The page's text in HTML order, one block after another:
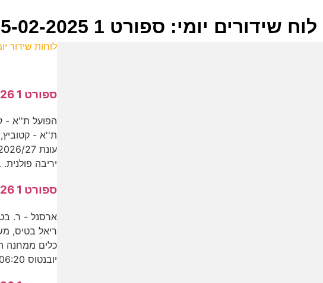
לוח שידורים יומי: ספורט 1 25-02-2025
לוחות שידור
ספורט 1 07-08-2026
יריבה
ספורט 1 06-08-2026
ריאל בטיס,
יובנטוס 06:20 - 06:40